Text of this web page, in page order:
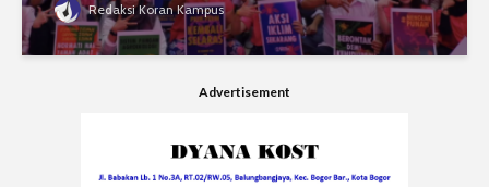
Redaksi Koran Kampus
Advertisement